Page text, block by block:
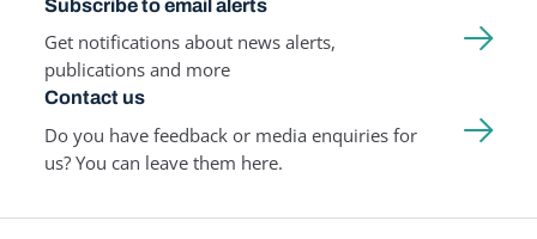
Subscribe to email alerts
Get notifications about news alerts,
publications and more
Contact us
Do you have feedback or media enquiries for
us? You can leave them here.